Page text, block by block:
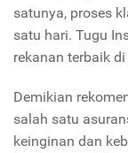
satunya, proses
satu hari. Tugu
rekanan terbaik
Demikian
salah satu
keinginan dan